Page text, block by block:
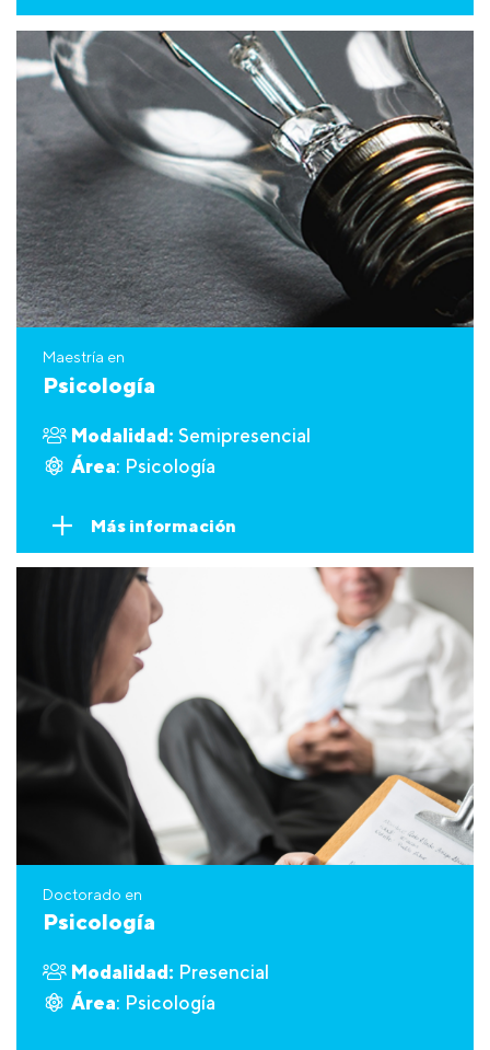
Maestría en
Psicología
Modalidad: Semipresencial
Área: Psicología
Más información
Doctorado en
Psicología
Modalidad: Presencial
Área: Psicología